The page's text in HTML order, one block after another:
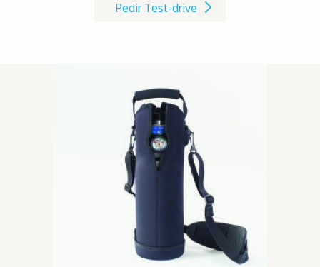
Pedir Test-drive